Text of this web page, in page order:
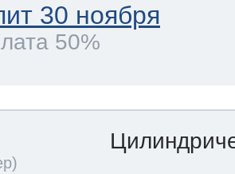
30 ноября
50%